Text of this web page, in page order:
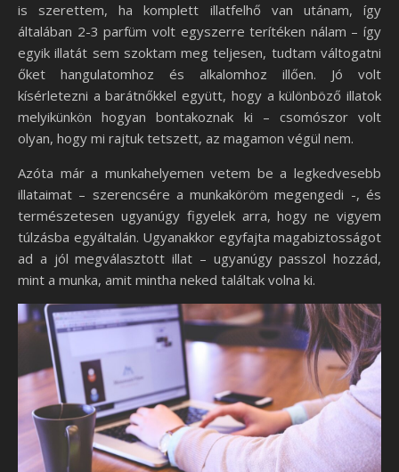
is szerettem, ha komplett illatfelhő van utánam, így
általában 2-3 parfüm volt egyszerre terítéken nálam – így
egyik illatát sem szoktam meg teljesen, tudtam váltogatni
őket hangulatomhoz és alkalomhoz illően. Jó volt
kísérletezni a barátnőkkel együtt, hogy a különböző illatok
melyikünkön hogyan bontakoznak ki – csomószor volt
olyan, hogy mi rajtuk tetszett, az magamon végül nem.
Azóta már a munkahelyemen vetem be a legkedvesebb
illataimat – szerencsére a munkaköröm megengedi -, és
természetesen ugyanúgy figyelek arra, hogy ne vigyem
túlzásba egyáltalán. Ugyanakkor egyfajta magabiztosságot
ad a jól megválasztott illat – ugyanúgy passzol hozzád,
mint a munka, amit mintha neked találtak volna ki.